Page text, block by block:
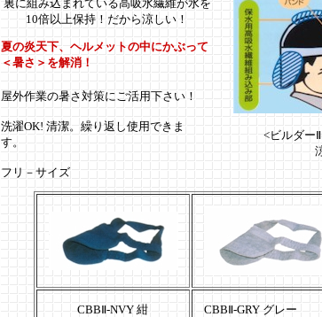
裏に組み込まれている高吸水繊維が水を
10倍以上保持！だから涼しい！
夏の炎天下、ヘルメットの中にかぶって
＜暑さ＞を解消！
屋外作業の暑さ対策にご活用下さい！
洗濯OK! 清潔。繰り返し使用できま
す。
フリ－サイズ
<ビルダー
涼
CBBⅡ-NVY 紺 CBBⅡ-GRY グレー